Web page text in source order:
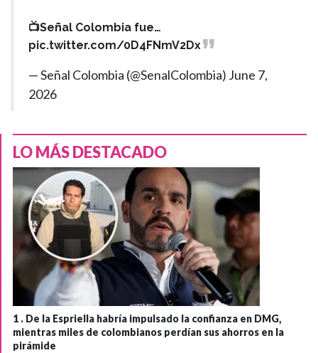
📺Señal Colombia fue…
pic.twitter.com/0D4FNmV2Dx
— Señal Colombia (@SenalColombia) June 7,
2026
LO MÁS DESTACADO
1 . De la Espriella habría impulsado la confianza en DMG,
mientras miles de colombianos perdían sus ahorros en la
pirámide